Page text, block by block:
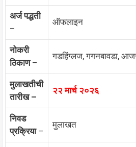
अर्ज पद्धती
–
ऑफलाइन
नोकरी
ठिकाण–
गडहिंग्लज, गगनबावडा,
मुलाखतीची
तारीख –
२२ मार्च २०२६
निवड
प्रक्रिया–
मुलाखत